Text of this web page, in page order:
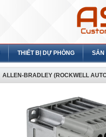
THIẾT BỊ DỰ PHÒNG SẢN
ALLEN-BRADLEY (ROCKWELL